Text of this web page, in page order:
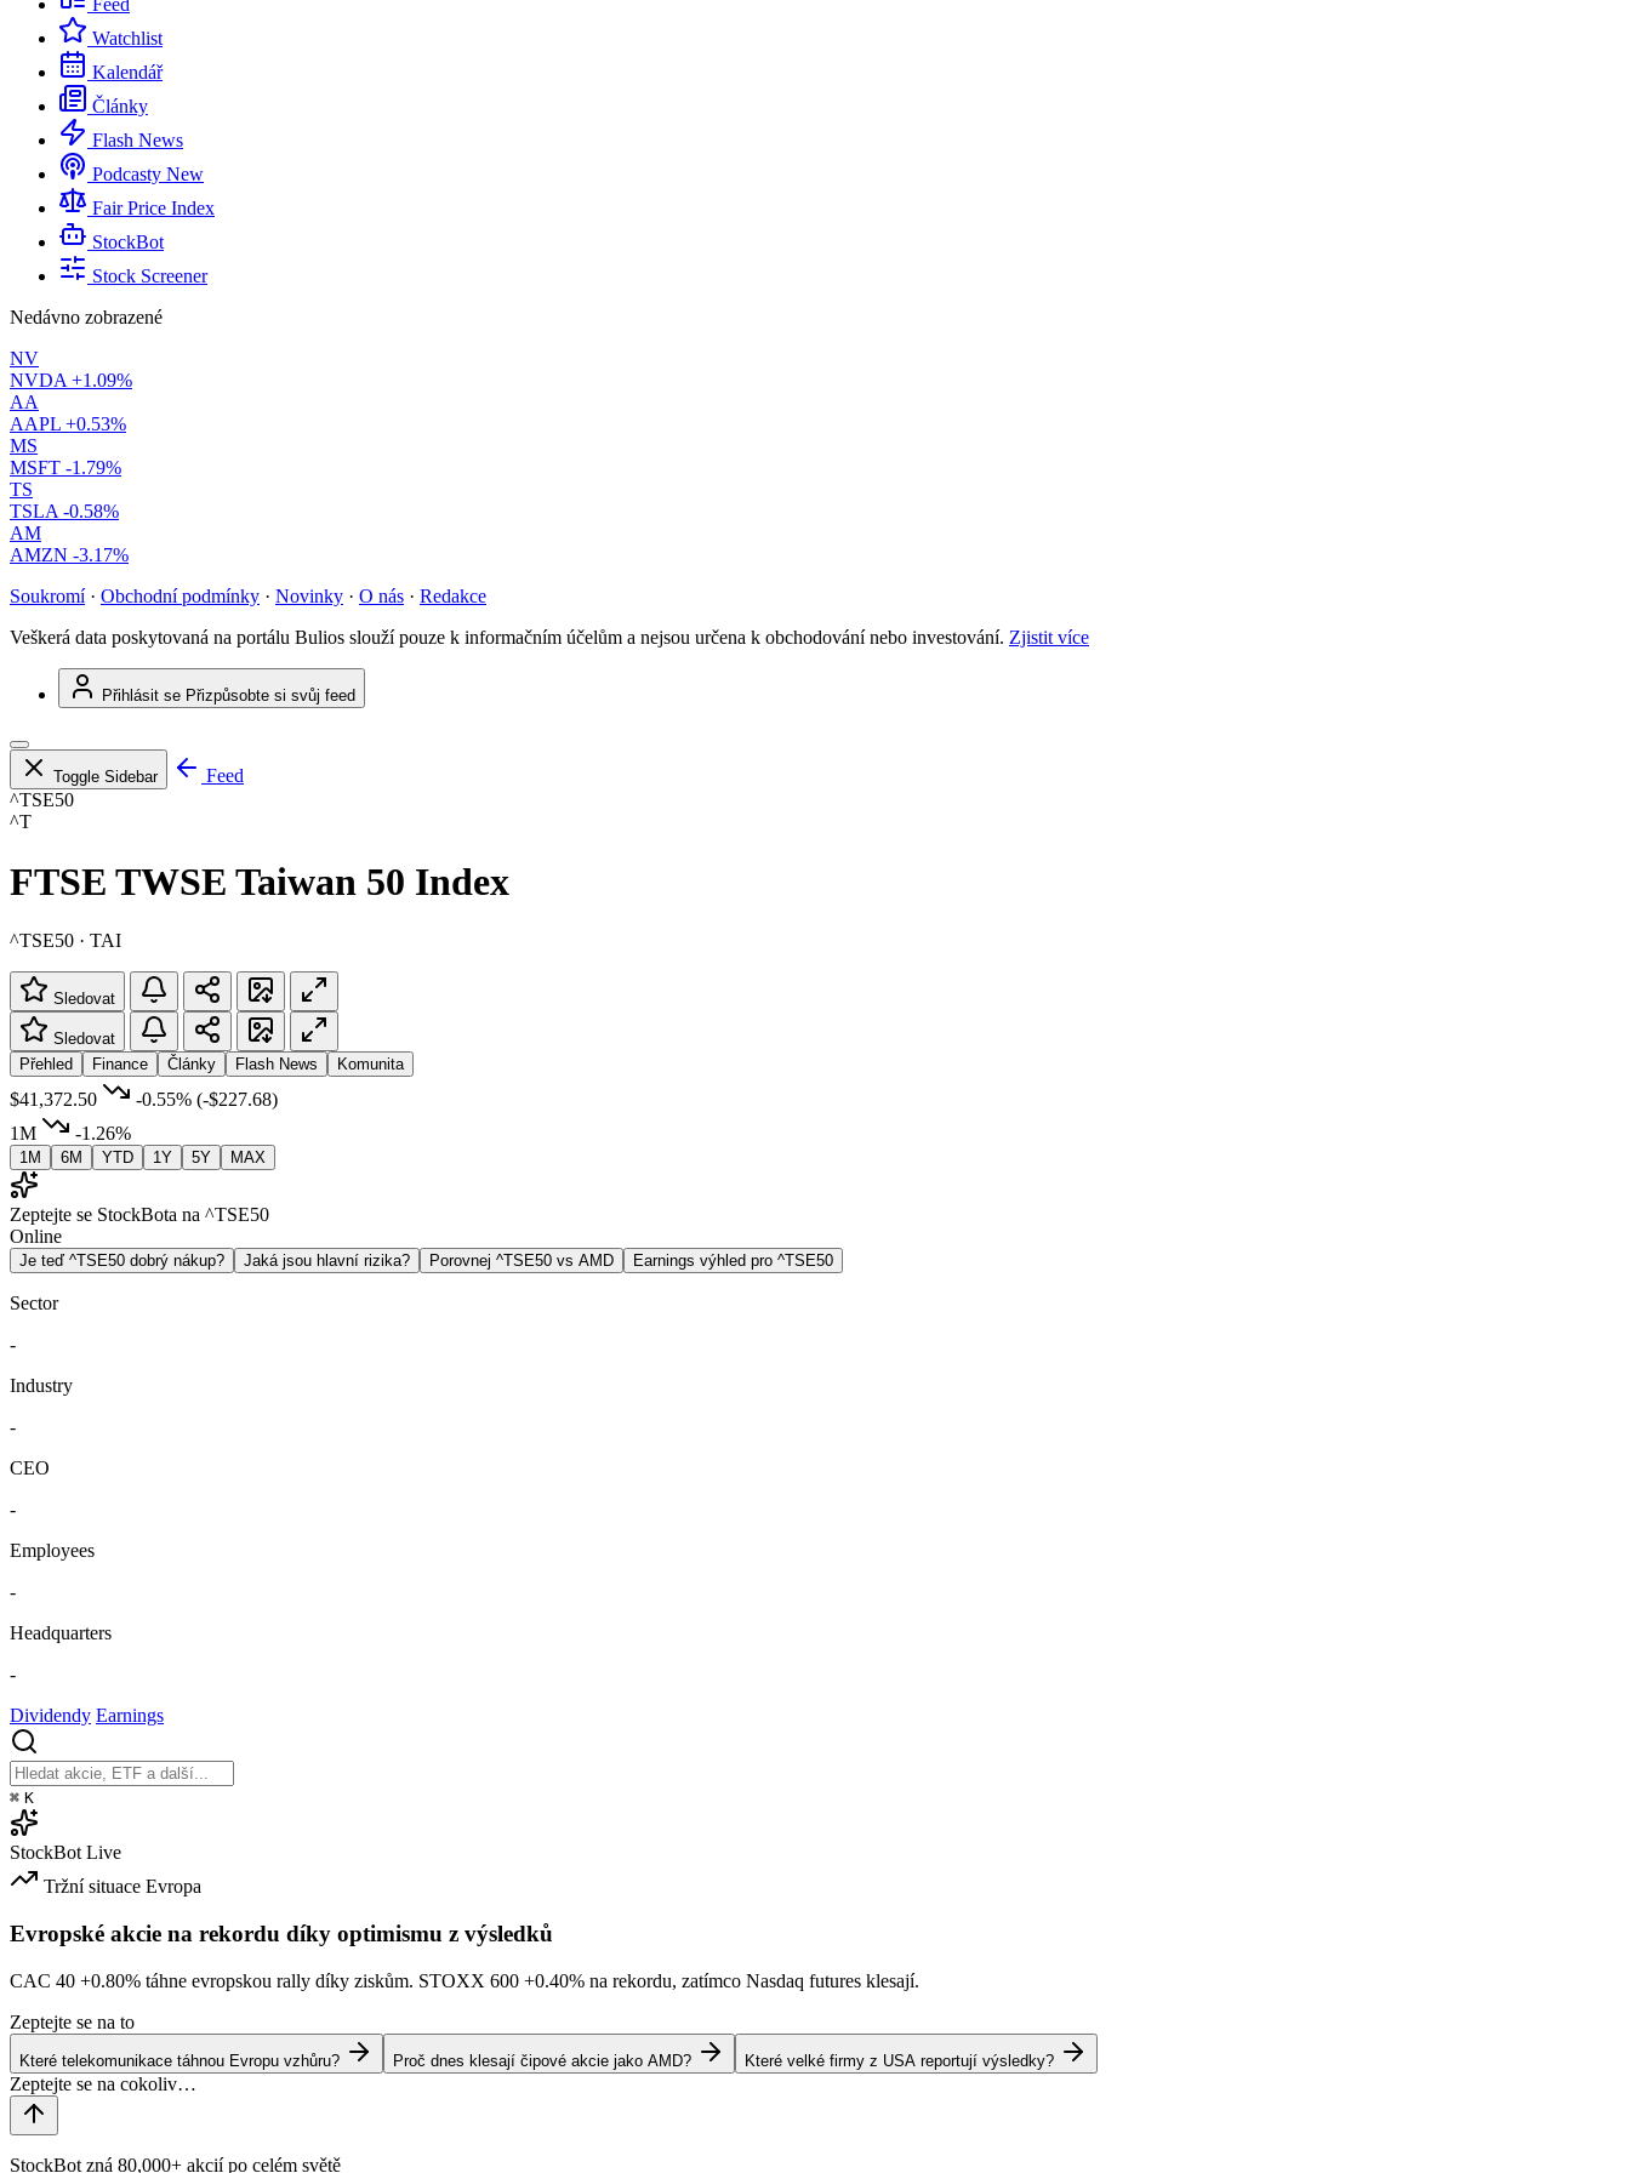
Feed
Watchlist
Kalendář
Články
Flash News
Podcasty New
Fair Price Index
StockBot
Stock Screener
Nedávno zobrazené
NV
NVDA +1.09%
AA
AAPL +0.53%
MS
MSFT -1.79%
TS
TSLA -0.58%
AM
AMZN -3.17%
Soukromí · Obchodní podmínky · Novinky · O nás · Redakce
Veškerá data poskytovaná na portálu Bulios slouží pouze k informačním účelům a nejsou určena k obchodování nebo investování. Zjistit více
Přihlásit se Přizpůsobte si svůj feed
Toggle Sidebar
Feed
^TSE50
^T
FTSE TWSE Taiwan 50 Index
^TSE50 · TAI
Sledovat
Sledovat
Přehled
Finance Články Flash News Komunita
$41,372.50 -0.55% (-$227.68)
1M
-1.26%
1M 6M YTD 1Y 5Y MAX
Zeptejte se StockBota na ^TSE50
Online
Je teď ^TSE50 dobrý nákup? Jaká jsou hlavní rizika? Porovnej ^TSE50 vs AMD Earnings výhled pro ^TSE50
Sector
-
Industry
-
CEO
-
Employees
-
Headquarters
-
Dividendy Earnings
⌘ K
StockBot Live
Tržní situace Evropa
Evropské akcie na rekordu díky optimismu z výsledků
CAC 40 +0.80% táhne evropskou rally díky ziskům. STOXX 600 +0.40% na rekordu, zatímco Nasdaq futures klesají.
Zeptejte se na to
Které telekomunikace táhnou Evropu vzhůru? Proč dnes klesají čipové akcie jako AMD? Které velké firmy z USA reportují výsledky?
StockBot zná 80,000+ akcií po celém světě